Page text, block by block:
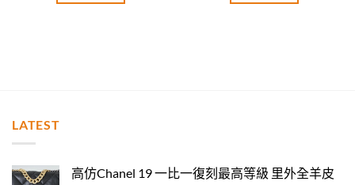
LATEST
高仿Chanel 19 一比一復刻最高等級 里外全羊皮